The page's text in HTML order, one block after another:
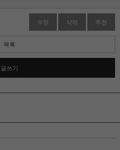
수정 삭제 추천
목록
글쓰기